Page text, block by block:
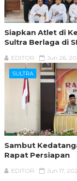
Siapkan Atlet di
Sultra Berlaga di
EDITOR Jun 26,
SULTRA
Sambut
Rapat Persiapan
EDITOR Jun 17,